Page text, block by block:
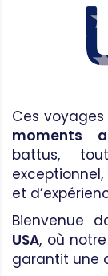
Ces
moments
battus,
et
Bienvenue
USA, où notre
garantit une